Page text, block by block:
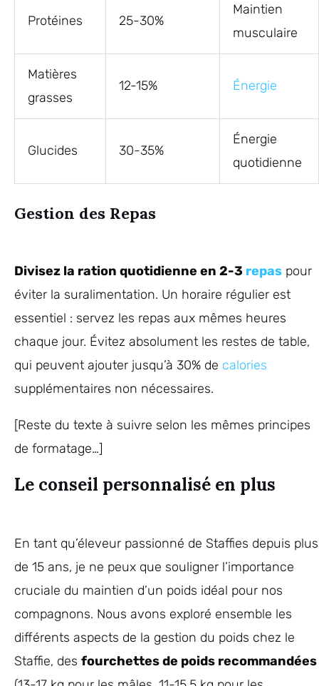
Protéines 25-30%
Maintien
musculaire
Matières
grasses
12-15% Énergie
Glucides 30-35%
Énergie
quotidienne
Gestion des Repas
Divisez la ration quotidienne en 2-3 repas pour
éviter la suralimentation. Un horaire régulier est
essentiel : servez les repas aux mêmes heures
chaque jour. Évitez absolument les restes de table,
qui peuvent ajouter jusqu’à 30% de calories
supplémentaires non nécessaires.
[Reste du texte à suivre selon les mêmes principes
de formatage…]
Le conseil personnalisé en plus
En tant qu’éleveur passionné de Staffies depuis plus
de 15 ans, je ne peux que souligner l’importance
cruciale du maintien d’un poids idéal pour nos
compagnons. Nous avons exploré ensemble les
différents aspects de la gestion du poids chez le
Staffie, des fourchettes de poids recommandées